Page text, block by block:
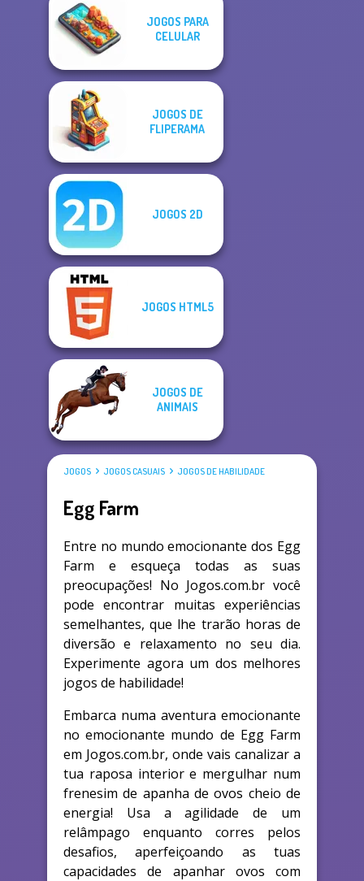
JOGOS PARA
CELULAR
JOGOS DE
FLIPERAMA
JOGOS 2D
JOGOS HTML5
JOGOS DE
ANIMAIS
JOGOS JOGOS CASUAIS JOGOS DE HABILIDADE
Egg Farm
Entre no mundo emocionante dos Egg
Farm e esqueça todas as suas
preocupações! No Jogos.com.br você
pode encontrar muitas experiências
semelhantes, que lhe trarão horas de
diversão e relaxamento no seu dia.
Experimente agora um dos melhores
jogos de habilidade!
Embarca numa aventura emocionante
no emocionante mundo de Egg Farm
em Jogos.com.br, onde vais canalizar a
tua raposa interior e mergulhar num
frenesim de apanha de ovos cheio de
energia! Usa a agilidade de um
relâmpago enquanto corres pelos
desafios, aperfeiçoando as tuas
capacidades de apanhar ovos com